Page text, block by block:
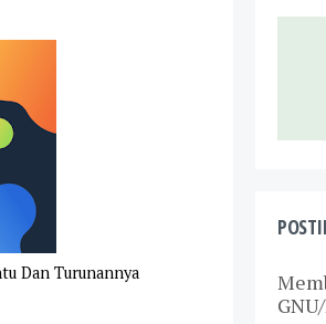
Dan Turunannya